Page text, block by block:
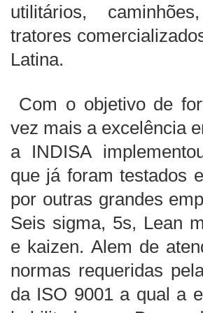
utilitários,
tratores
Latina.
Com o objetivo de
vez mais a excelência
a INDISA
que já foram testados
por outras grandes
Seis sigma, 5s, Lean
e kaizen. Alem de
normas requeridas
da ISO 9001 a qual a